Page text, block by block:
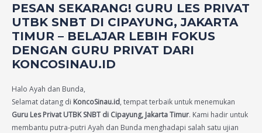
PESAN SEKARANG! GURU LES PRIVAT
UTBK SNBT DI CIPAYUNG, JAKARTA
TIMUR – BELAJAR LEBIH FOKUS
DENGAN GURU PRIVAT DARI
KONCOSINAU.ID
Halo Ayah dan Bunda,
Selamat datang di KoncoSinau.id, tempat terbaik untuk menemukan
Guru Les Privat UTBK SNBT di Cipayung, Jakarta Timur. Kami hadir untuk
membantu putra-putri Ayah dan Bunda menghadapi salah satu ujian